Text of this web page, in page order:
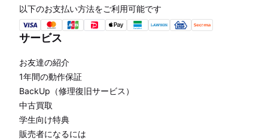
以下のお支払い方法をご利用可能です
サービス
お友達の紹介
1年間の動作保証
BackUp（修理復旧サービス）
中古買取
学生向け特典
販売者になるには